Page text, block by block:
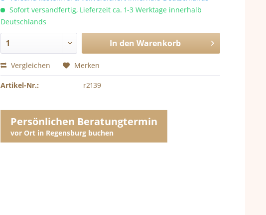
Sofort versandfertig, Lieferzeit ca. 1-3 Werktage innerhalb
Deutschlands
In den Warenkorb
Vergleichen Merken
Artikel-Nr.: r2139
Persönlichen Beratungtermin
vor Ort in Regensburg buchen